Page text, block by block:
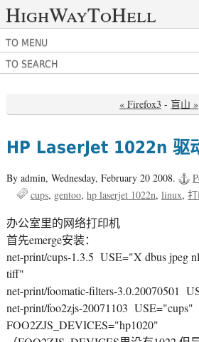
HighWayToHell
TO MENU
TO SEARCH
« Firefox3 - 盲山 »
HP LaserJet 1022n 驱
By admin, Wednesday, February 20 2008.
cups gentoo hp laserjet 1022n linux
办公室里的网络打印机
首先emerge安装：
net-print/cups-1.3.5 USE="X dbus jpeg
tiff"
net-print/foomatic-filters-3.0.20070501
net-print/foo2zjs-20071103 USE="cups"
FOO2ZJS_DEVICES="hp1020"